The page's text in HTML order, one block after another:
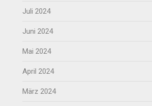
Juli 2024
Juni 2024
Mai 2024
April 2024
März 2024